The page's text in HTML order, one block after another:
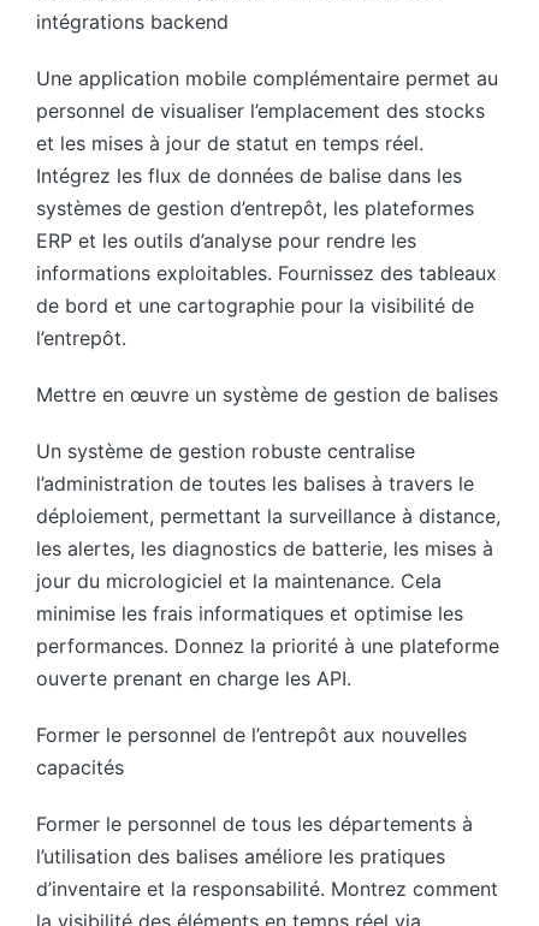
intégrations backend
Une application mobile complémentaire permet au
personnel de visualiser l’emplacement des stocks
et les mises à jour de statut en temps réel.
Intégrez les flux de données de balise dans les
systèmes de gestion d’entrepôt, les plateformes
ERP et les outils d’analyse pour rendre les
informations exploitables. Fournissez des tableaux
de bord et une cartographie pour la visibilité de
l’entrepôt.
Mettre en œuvre un système de gestion de balises
Un système de gestion robuste centralise
l’administration de toutes les balises à travers le
déploiement, permettant la surveillance à distance,
les alertes, les diagnostics de batterie, les mises à
jour du micrologiciel et la maintenance. Cela
minimise les frais informatiques et optimise les
performances. Donnez la priorité à une plateforme
ouverte prenant en charge les API.
Former le personnel de l’entrepôt aux nouvelles
capacités
Former le personnel de tous les départements à
l’utilisation des balises améliore les pratiques
d’inventaire et la responsabilité. Montrez comment
la visibilité des éléments en temps réel via